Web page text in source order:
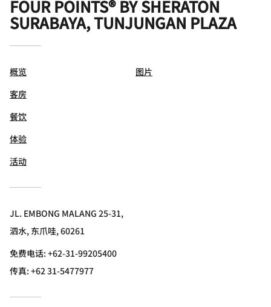
FOUR POINTS® BY SHERATON
SURABAYA, TUNJUNGAN PLAZA
概览
客房
餐饮
体验
活动
图片
JL. EMBONG MALANG 25-31,
泗水, 东爪哇, 60261
免费电话:+62-31-99205400
传真:+62 31-5477977